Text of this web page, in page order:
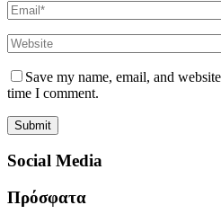
Save my name, email, and
time I comment.
Social Media
Πρόσφατα